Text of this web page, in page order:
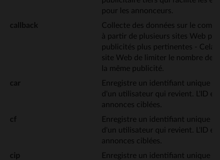
pour les annonceurs.
callback
Collecte des données sur le
à partir de plusieurs sites Web
publicités plus pertinentes - Cela
site Web de limiter le nombre de
la même publicité.
car
Enregistre un identifiant unique
d'un utilisateur qui revient. L'ID
annonces ciblées.
cf
Enregistre un identifiant unique
d'un utilisateur qui revient. L'ID
annonces ciblées.
cip
Enregistre un identifiant unique